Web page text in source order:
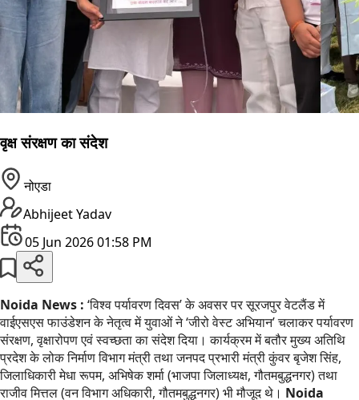
वृक्ष संरक्षण का संदेश
नोएडा
Abhijeet Yadav
05 Jun 2026 01:58 PM
Noida News : ‘विश्व पर्यावरण दिवस’ के अवसर पर सूरजपुर वेटलैंड में
वाईएसएस फाउंडेशन के नेतृत्व में युवाओं ने ‘जीरो वेस्ट अभियान’ चलाकर पर्यावरण
संरक्षण, वृक्षारोपण एवं स्वच्छता का संदेश दिया। कार्यक्रम में बतौर मुख्य अतिथि
प्रदेश के लोक निर्माण विभाग मंत्री तथा जनपद प्रभारी मंत्री कुंवर बृजेश सिंह,
जिलाधिकारी मेधा रूपम, अभिषेक शर्मा (भाजपा जिलाध्यक्ष, गौतमबुद्धनगर) तथा
राजीव मित्तल (वन विभाग अधिकारी, गौतमबुद्धनगर) भी मौजूद थे। Noida